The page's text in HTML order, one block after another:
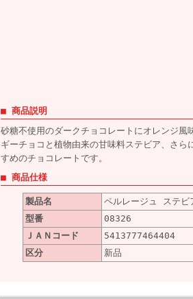
■ 商品説明
砂糖不使用のダークチョコレートにオレンジ風
ギーチョコと植物由来の甘味料ステビア、さ
すめのチョコレートです。
■ 商品仕様
製品名
ペルレージュ ステ
型番
08326
ＪＡＮコード
5413777464404
区分
新品